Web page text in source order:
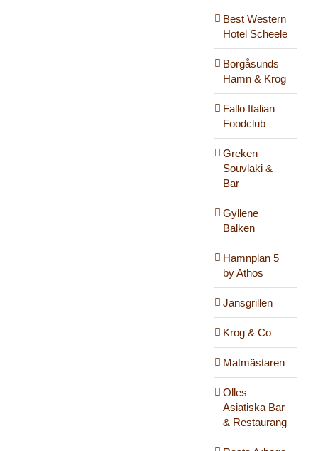
Best Western
Hotel Scheele
Borgåsunds
Hamn & Krog
Fallo Italian
Foodclub
Greken
Souvlaki &
Bar
Gyllene
Balken
Hamnplan 5
by Athos
Jansgrillen
Krog & Co
Matmästaren
Olles
Asiatiska Bar
& Restaurang